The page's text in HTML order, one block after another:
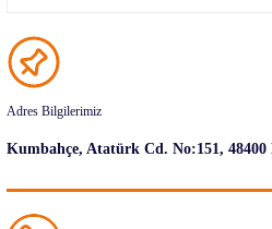
Adres Bilgilerimiz
Kumbahçe, Atatürk Cd. No:151,